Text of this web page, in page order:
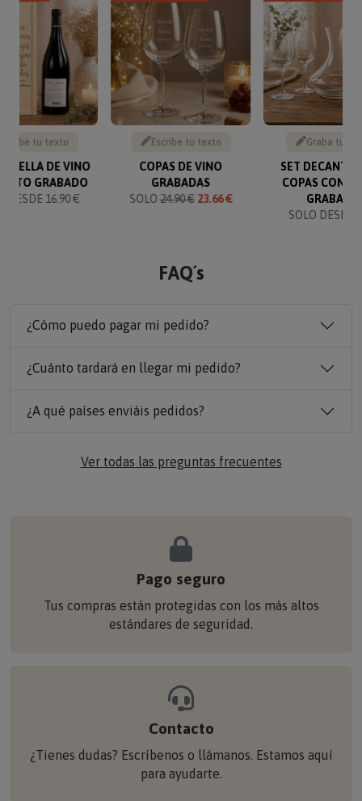
tu texto
DE VINO
GRABADO
DESDE 16.90 €
Escribe tu texto
COPAS DE VINO
GRABADAS
SOLO 24.90 € 23.66 €
Graba tu
SET
COPAS CON
GRABADO
SOLO DESDE
FAQ´s
¿Cómo puedo pagar mi pedido?
¿Cuánto tardará en llegar mi pedido?
¿A qué países enviáis pedidos?
Ver todas las preguntas frecuentes
Pago seguro
Tus compras están protegidas con los más altos
estándares de seguridad.
Contacto
¿Tienes dudas? Escríbenos o llámanos. Estamos aquí
para ayudarte.